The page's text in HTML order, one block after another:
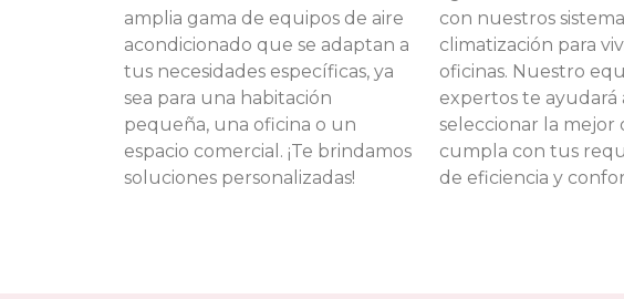
amplia gama de equipos de aire
acondicionado que se adaptan a
tus necesidades específicas, ya
sea para una habitación
pequeña, una oficina o un
espacio comercial. ¡Te brindamos
soluciones personalizadas!
con nuestros
climatización para
oficinas. Nuestro
expertos te ayudará
seleccionar la mejor
cumpla con tus
de eficiencia y